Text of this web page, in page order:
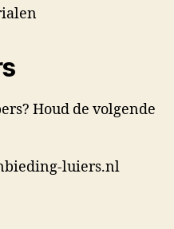
Houd de volgende
luiers.nl